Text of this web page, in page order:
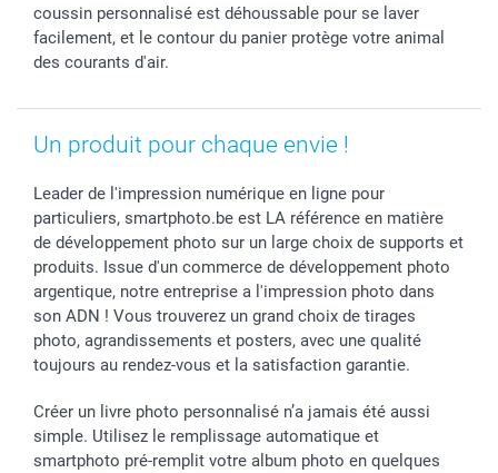
Saint-Valentin
Vacances
Gestion des cookies
Tarifs
Investisseurs
Grandes Quantités
Statut de ma commande
coussin personnalisé est déhoussable pour se laver
facilement, et le contour du panier protège votre animal
des courants d'air.
Un produit pour chaque envie !
Leader de l'impression numérique en ligne pour
particuliers, smartphoto.be est LA référence en matière
de développement photo sur un large choix de supports et
produits. Issue d'un commerce de développement photo
argentique, notre entreprise a l'impression photo dans
son ADN ! Vous trouverez un grand choix de tirages
photo, agrandissements et posters, avec une qualité
toujours au rendez-vous et la satisfaction garantie.
Créer un livre photo personnalisé n’a jamais été aussi
simple. Utilisez le remplissage automatique et
smartphoto pré-remplit votre album photo en quelques